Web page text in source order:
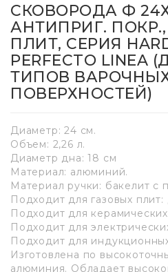
СКОВОРОДА Ф
АНТИПРИГ.
ПЛИТ, СЕРИЯ
PERFECTO LINEA
ТИПОВ
ПОВЕРХНОСТЕЙ)
Диаметр: 24 см.
Объем: 2,26 л.
Диаметр дна: 18 см
Материал: алюминий.
Материал ручки: бакелит с
Подходит для газовых плит:
Подходит для
Подходит для
Подходит для
Изготовлена по
алюминия. Обладает